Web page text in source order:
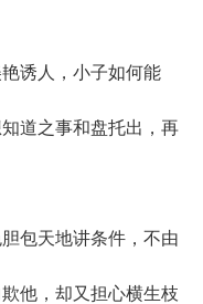
诱人，小子如何能
道之事和盘托出，再
包天地讲条件，不由
他，却又担心横生枝